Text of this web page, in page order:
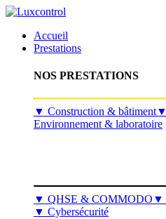
Accueil
Prestations
NOS PRESTATIONS
​▼ Construction & bâtiment▼
Environnement & laboratoire
▼ QHSE & COMMODO ▼
▼ Cybersécurité